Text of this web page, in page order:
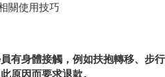
關使用技巧
有身體接觸，例如扶抱轉移、步
原因而要求退款。